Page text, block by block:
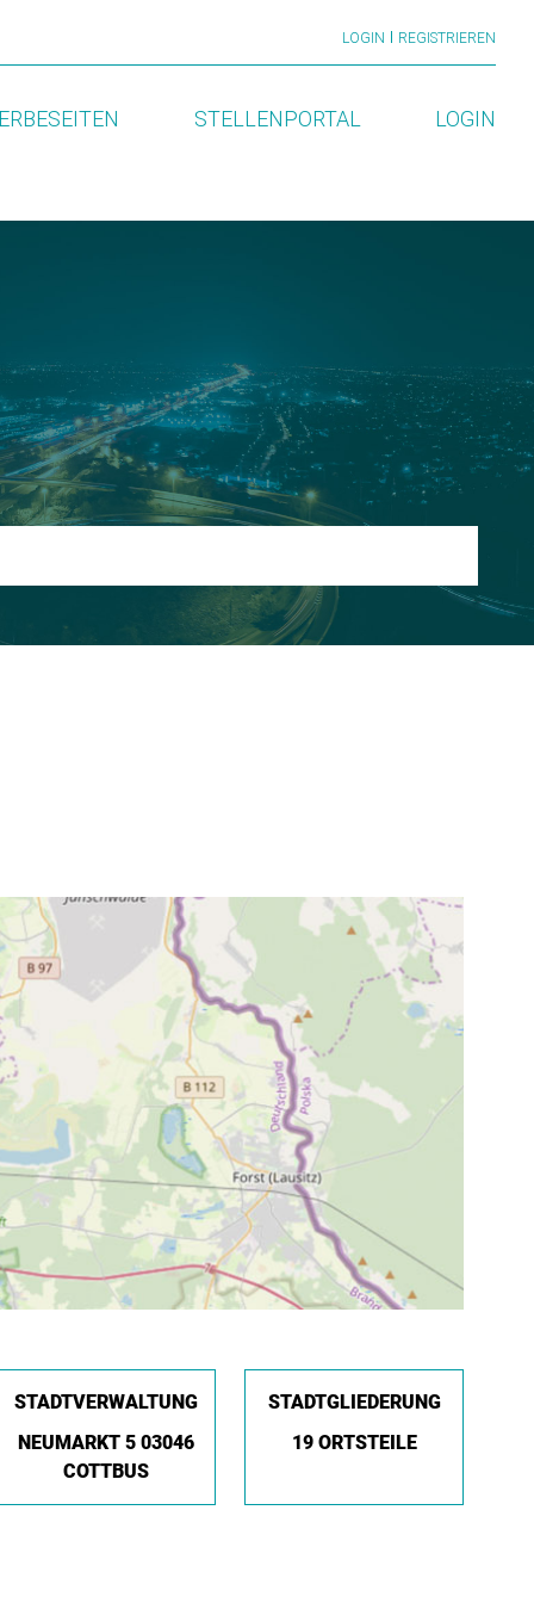
LOGIN REGISTRIEREN
STELLENPORTAL LOGIN
STADTVERWALTUNG
NEUMARKT 5 03046
COTTBUS
STADTGLIEDERUNG
19 ORTSTEILE